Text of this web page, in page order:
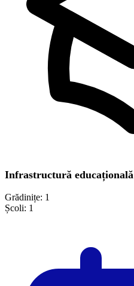
Infrastructură educațională
Grădinițe: 1
Școli: 1